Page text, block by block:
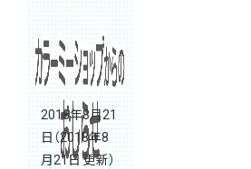
供を開始しま
した
2018年8月21
日（2018年8
月21日 更新）